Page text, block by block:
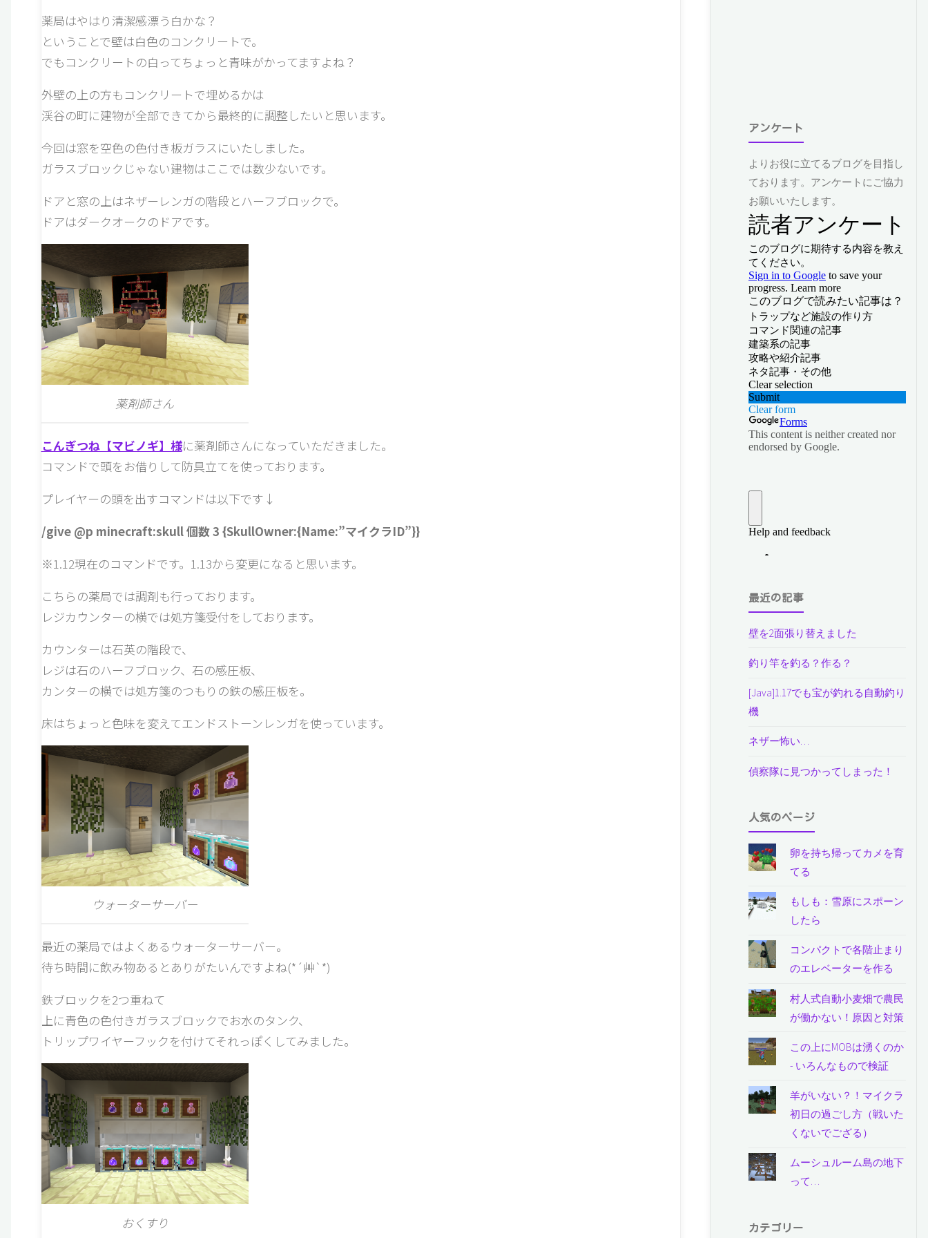
薬局はやはり清潔感漂う白かな？
ということで壁は白色のコンクリートで。
でもコンクリートの白ってちょっと青味がかってますよね？
外壁の上の方もコンクリートで埋めるかは
渓谷の町に建物が全部できてから最終的に調整したいと思います。
今回は窓を空色の色付き板ガラスにいたしました。
ガラスブロックじゃない建物はここでは数少ないです。
ドアと窓の上はネザーレンガの階段とハーフブロックで。
ドアはダークオークのドアです。
薬剤師さん
こんぎつね【マビノギ】様に薬剤師さんになっていただきました。
コマンドで頭をお借りして防具立てを使っております。
プレイヤーの頭を出すコマンドは以下です↓
/give @p minecraft:skull 個数 3 {SkullOwner:{Name:”マイクラID”}}
※1.12現在のコマンドです。1.13から変更になると思います。
こちらの薬局では調剤も行っております。
レジカウンターの横では処方箋受付をしております。
カウンターは石英の階段で、
レジは石のハーフブロック、石の感圧板、
カンターの横では処方箋のつもりの鉄の感圧板を。
床はちょっと色味を変えてエンドストーンレンガを使っています。
ウォーターサーバー
最近の薬局ではよくあるウォーターサーバー。
待ち時間に飲み物あるとありがたいんですよね(*´艸`*)
鉄ブロックを2つ重ねて
上に青色の色付きガラスブロックでお水のタンク、
トリップワイヤーフックを付けてそれっぽくしてみました。
おくすり
アンケート
よりお役に立てるブログを目指し
ております。アンケートにご協力
お願いいたします。
最近の記事
壁を2面張り替えました
釣り竿を釣る？作る？
[Java]1.17でも宝が釣れる自動釣り
機
ネザー怖い…
偵察隊に見つかってしまった！
人気のページ
卵を持ち帰ってカメを育
てる
もしも：雪原にスポーン
したら
コンパクトで各階止まり
のエレベーターを作る
村人式自動小麦畑で農民
が働かない！原因と対策
この上にMOBは湧くのか
- いろんなもので検証
羊がいない？！マイクラ
初日の過ごし方（戦いた
くないでござる）
ムーシュルーム島の地下
って…
カテゴリー